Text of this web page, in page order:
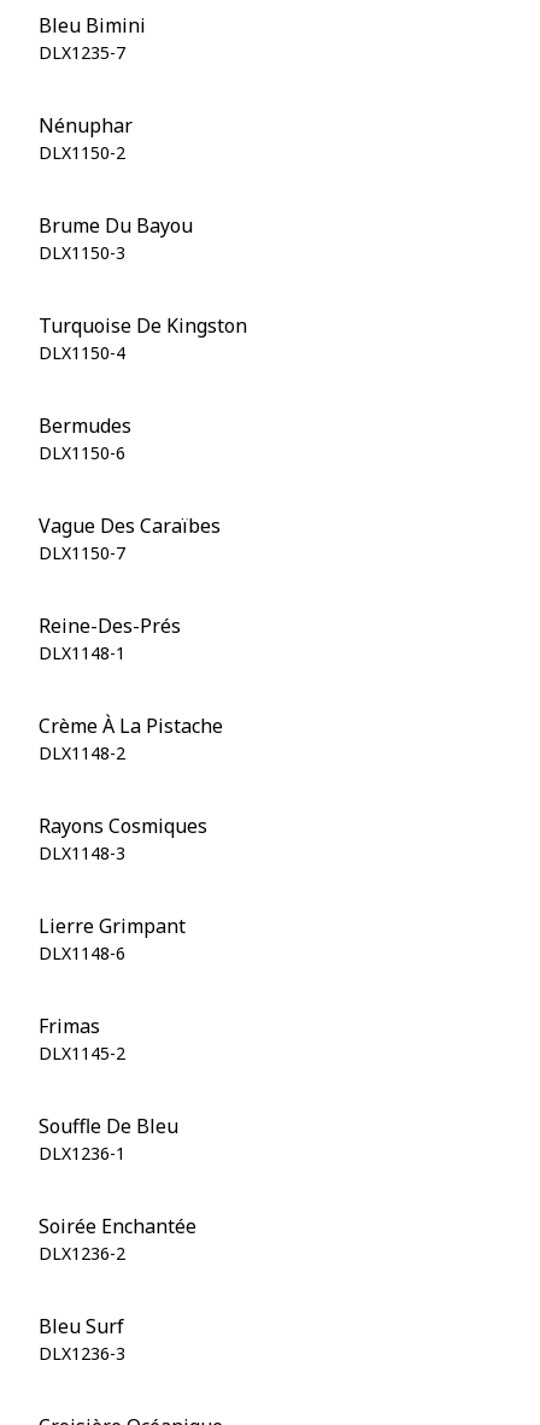
Bleu Bimini
DLX1235-7
Nénuphar
DLX1150-2
Brume Du Bayou
DLX1150-3
Turquoise De Kingston
DLX1150-4
Bermudes
DLX1150-6
Vague Des Caraïbes
DLX1150-7
Reine-Des-Prés
DLX1148-1
Crème À La Pistache
DLX1148-2
Rayons Cosmiques
DLX1148-3
Lierre Grimpant
DLX1148-6
Frimas
DLX1145-2
Souffle De Bleu
DLX1236-1
Soirée Enchantée
DLX1236-2
Bleu Surf
DLX1236-3